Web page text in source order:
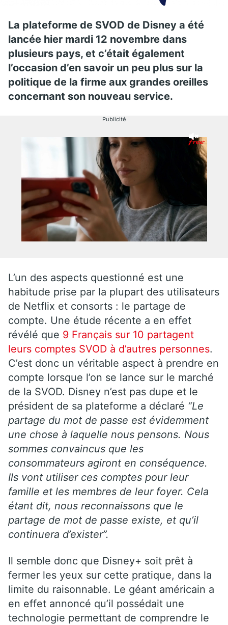
La plateforme de SVOD de Disney a été
lancée hier mardi 12 novembre dans
plusieurs pays, et c’était également
l’occasion d’en savoir un peu plus sur la
politique de la firme aux grandes oreilles
concernant son nouveau service.
Publicité
L’un des aspects questionné est une
habitude prise par la plupart des utilisateurs
de Netflix et consorts : le partage de
compte. Une étude récente a en effet
révélé que 9 Français sur 10 partagent
leurs comptes SVOD à d’autres personnes.
C’est donc un véritable aspect à prendre en
compte lorsque l’on se lance sur le marché
de la SVOD. Disney n’est pas dupe et le
président de sa plateforme a déclaré “Le
partage du mot de passe est évidemment
une chose à laquelle nous pensons. Nous
sommes convaincus que les
consommateurs agiront en conséquence.
Ils vont utiliser ces comptes pour leur
famille et les membres de leur foyer. Cela
étant dit, nous reconnaissons que le
partage de mot de passe existe, et qu’il
continuera d’exister”.
Il semble donc que Disney+ soit prêt à
fermer les yeux sur cette pratique, dans la
limite du raisonnable. Le géant américain a
en effet annoncé qu’il possédait une
technologie permettant de comprendre le